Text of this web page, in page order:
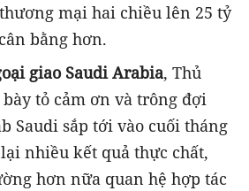
mại hai chiều lên 25 tỷ
bằng hơn.
giao Saudi Arabia, Thủ
tỏ cảm ơn và trông đợi
Saudi sắp tới vào cuối tháng
lại nhiều kết quả thực chất,
hơn nữa quan hệ hợp tác